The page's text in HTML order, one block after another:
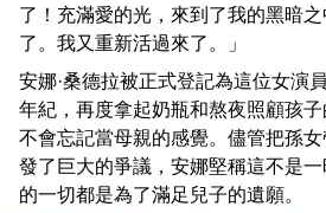
了！充滿愛的光，來到了我的黑暗
了。我又重新活過來了。」
安娜·桑德拉被正式登記為這位女演
年紀，再度拿起奶瓶和熬夜照顧孩
不會忘記當母親的感覺。儘管把孫女
發了巨大的爭議，安娜堅稱這不是
的一切都是為了滿足兒子的遺願。